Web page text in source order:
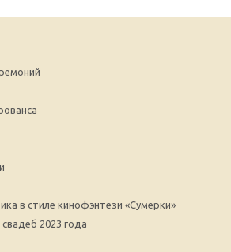
в стиле кинофэнтези «Сумерки»
2023 года